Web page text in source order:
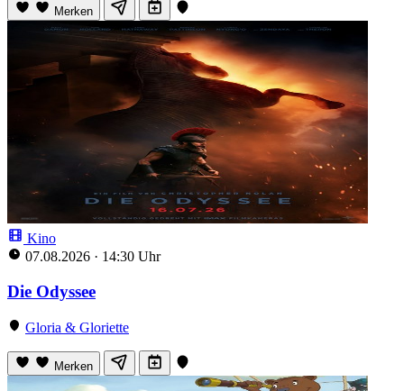
Merken
Kino
07.08.2026 · 14:30 Uhr
Die Odyssee
Gloria & Gloriette
Merken